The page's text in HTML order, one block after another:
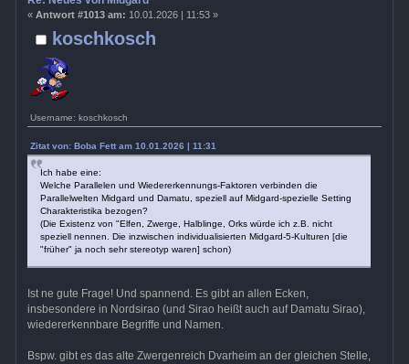
koschkosch
Username: koschkosch
« Antwort #1013 am: 10.01.2026 | 11:53 »
Zitat von: Boba Fett am 10.01.2026 | 11:31
Ich habe eine:
Welche Parallelen und Wiedererkennungs-Faktoren verbinden die
Parallelwelten Midgard und Damatu, speziell auf Midgard-spezielle Setting
Charakteristika bezogen?
(Die Existenz von "Elfen, Zwerge, Halblinge, Orks würde ich z.B. nicht
speziell nennen. Die inzwischen individualisierten Midgard-5-Kulturen [die
"früher" ja noch sehr stereotyp waren] schon)
Ist ne gute Frage! Und spannend. Es gibt an allen Ecken,
insbesondere in Nordsirao (und Sirao heißt auch auf Damatu Sirao),
wiedererkennbare Begriffe und Namen.
Bspw. gibt es das alte Zwergenreich Dvarheim an der gleichen Stelle,